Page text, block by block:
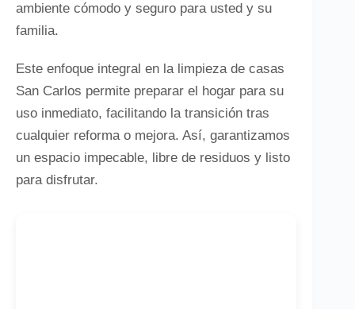
ambiente cómodo y seguro para usted y su
familia.
Este enfoque integral en la limpieza de casas
San Carlos permite preparar el hogar para su
uso inmediato, facilitando la transición tras
cualquier reforma o mejora. Así, garantizamos
un espacio impecable, libre de residuos y listo
para disfrutar.